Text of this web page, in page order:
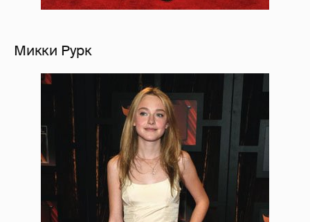
Микки Рурк